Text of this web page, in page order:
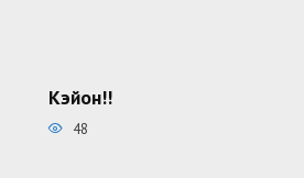
Кэйон!!
48